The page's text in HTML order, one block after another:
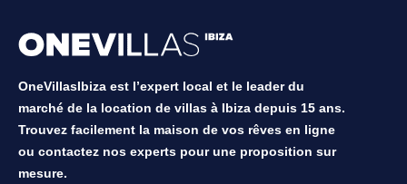
OneVillasIbiza est l’expert local et le leader du
marché de la location de villas à Ibiza depuis 15 ans.
Trouvez facilement la maison de vos rêves en ligne
ou contactez nos experts pour une proposition sur
mesure.